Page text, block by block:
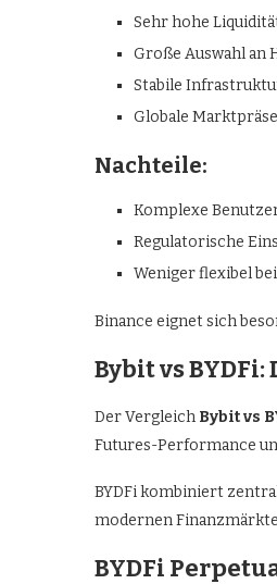
Sehr hohe
Große Auswahl an
Stabile
Globale
Nachteile:
Komplexe
Regulatorische
Weniger flexibel
Binance eignet sich
Bybit vs
Der Vergleich Bybit vs
Futures-Performance
BYDFi kombiniert
modernen
BYDFi